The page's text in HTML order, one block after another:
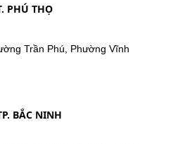
PHÚ THỌ
Trần Phú, Phường Vĩnh
BẮC NINH